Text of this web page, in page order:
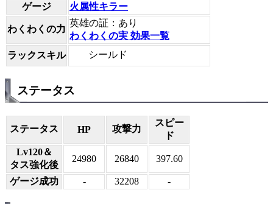
ゲージ
火属性キラー
わくわくの力
英雄の証：あり
わくわくの実 効果一覧
ラックスキル
シールド
ステータス
ステータス HP 攻撃力
スピー
ド
Lv120＆
タス強化後
24980 26840 397.60
ゲージ成功 - 32208 -